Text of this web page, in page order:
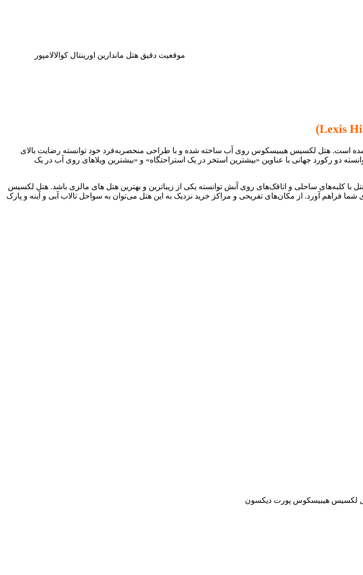
موقعیت دقیق هتل ماندارین اورینتال کوالالامپور
در 50 کیلومتری جنوب کوالالامپور واقع شده است. هتل لکسیس هیبیسكوس روی آب ساخته شده و با طراحی منحصربه‌فرد خود توانسته رضایت بالای
دو رکورد جهانی با عناوین «بیشترین استخر در یک استراحتگاه» و «بیشترین ویلاهای روی آب در یک
کلبه‌های ساحلی و اتاقک‌های روی آبش توانسته یکی از زیباترین و بهترین هتل های مالزی باشد. هتل لکسیس
فراهم آورد. از مکان‌های تفریحی و مراکز خرید نزدیک به این هتل می‌توان به سواحل تالاب آبی و آینه و پارک
لکسیس هیبیسكوس پورت دیکسون